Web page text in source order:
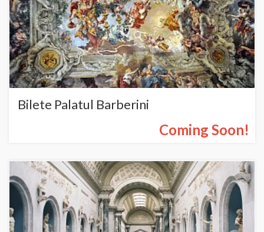
Bilete Palatul Barberini
Coming Soon!